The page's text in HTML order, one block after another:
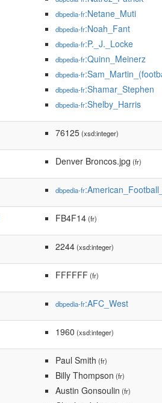
dbpedia-fr:Netane_Muti
dbpedia-fr:Noah_Fant
dbpedia-fr:P._J._Locke
dbpedia-fr:Quinn_Meinerz
dbpedia-fr
dbpedia-fr:Shamar_Stephen
dbpedia-fr:Shelby_Harris
76125(xsd:integer)
Denver Broncos.jpg (fr)
dbpedia-fr
FB4F14(fr)
2244(xsd:integer)
FFFFFF (fr)
dbpedia-fr:AFC_West
1960 (xsd:integer)
Paul Smith (fr)
Billy Thompson (fr)
Austin Gonsoulin (fr)